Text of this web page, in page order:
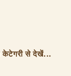
केटेगरी से देखें...